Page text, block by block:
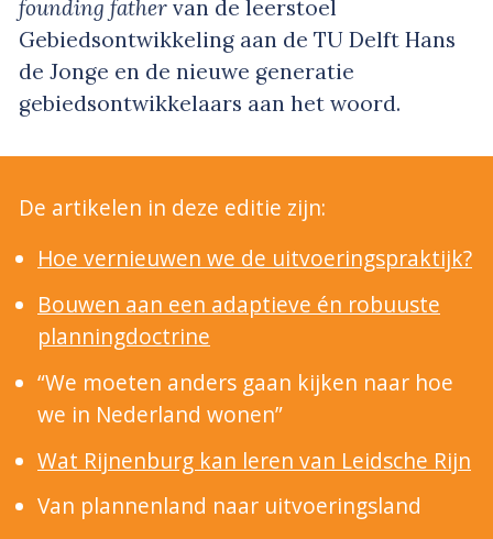
founding father van de leerstoel
Gebiedsontwikkeling aan de TU Delft Hans
de Jonge en de nieuwe generatie
gebiedsontwikkelaars aan het woord.
De artikelen in deze editie zijn:
Hoe vernieuwen we de uitvoeringspraktijk?
Bouwen aan een adaptieve én robuuste
planningdoctrine
“We moeten anders gaan kijken naar hoe
we in Nederland wonen”
Wat Rijnenburg kan leren van Leidsche Rijn
Van plannenland naar uitvoeringsland